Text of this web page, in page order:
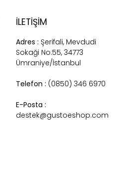
İLETİŞİM
Adres : Şerifali, Mevdudi
Sokaği No:55, 34773
Ümraniye/İstanbul
Telefon : (0850) 346 6970
E-Posta :
destek@gustoeshop.com